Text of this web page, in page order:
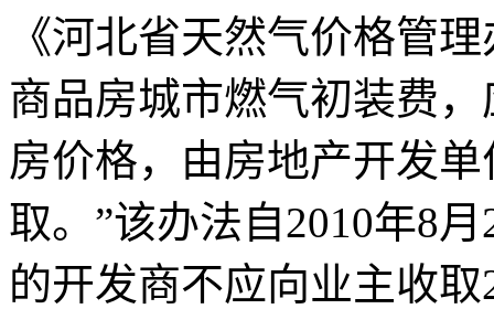
《河北省天然气价格管
商品房城市燃气初装费
房价格，由房地产开发
取。”该办法自2010年8
的开发商不应向业主收